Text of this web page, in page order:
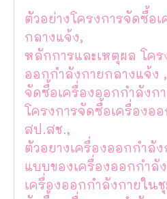
ตัวอย่างโครงการจัดซื้อ
กลางแจ้ง,
หลักการและเหตุผล โคร
ออกกำลังกายกลางแจ้ง ,
จัดซื้อเครื่องออกกำลังก
โครงการจัดซื้อเครื่องอ
สป.สช.,
ตัวอยางเครื่องออกกำลั
แบบของเครื่องออกกำลั
เครื่องออกกำลังกายใน